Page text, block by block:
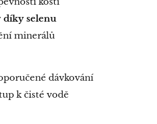
díky selenu
minerálů
dávkování
k čisté vodě